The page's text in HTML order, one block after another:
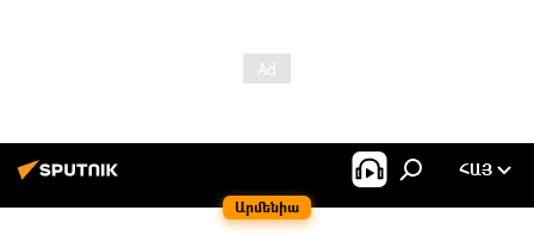
Արմենիա
ՀԱՅ